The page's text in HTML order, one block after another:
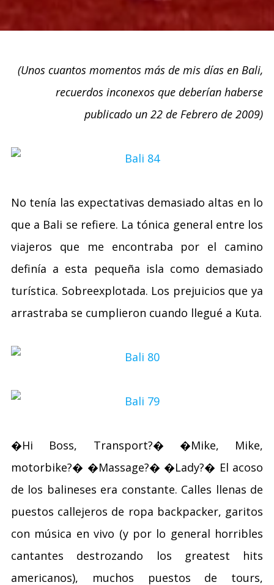
(Unos cuantos momentos más de mis días en Bali,
recuerdos inconexos que deberían haberse
publicado un 22 de Febrero de 2009)
No tenía las expectativas demasiado altas en lo
que a Bali se refiere. La tónica general entre los
viajeros que me encontraba por el camino
definía a esta pequeña isla como demasiado
turística. Sobreexplotada. Los prejuicios que ya
arrastraba se cumplieron cuando llegué a Kuta.
�Hi Boss, Transport?� �Mike, Mike,
motorbike?� �Massage?� �Lady?� El acoso
de los balineses era constante. Calles llenas de
puestos callejeros de ropa backpacker, garitos
con música en vivo (y por lo general horribles
cantantes destrozando los greatest hits
americanos), muchos puestos de tours,